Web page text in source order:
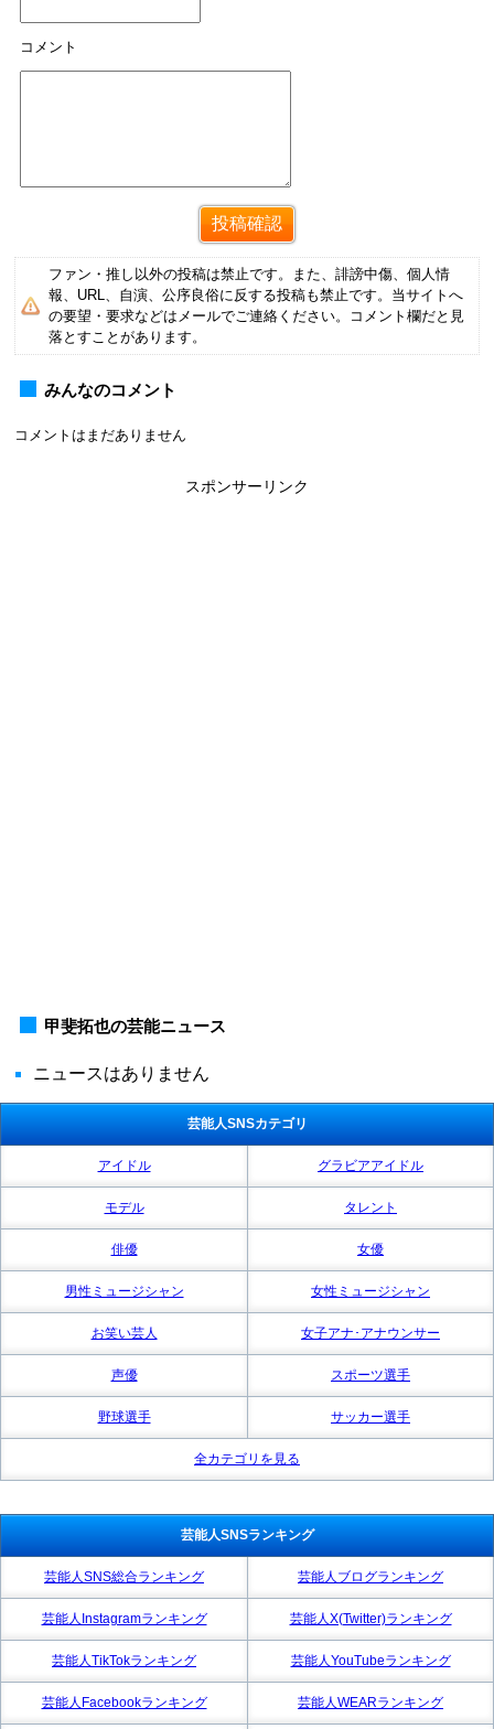
コメント
ファン・推し以外の投稿は禁止です。また、誹謗中傷、個人情
報、URL、自演、公序良俗に反する投稿も禁止です。当サイトへ
の要望・要求などはメールでご連絡ください。コメント欄だと見
落とすことがあります。
みんなのコメント
コメントはまだありません
スポンサーリンク
甲斐拓也の芸能ニュース
ニュースはありません
芸能人SNSカテゴリ
アイドル グラビアアイドル
モデル タレント
俳優 女優
男性ミュージシャン 女性ミュージシャン
お笑い芸人 女子アナ･アナウンサー
声優 スポーツ選手
野球選手 サッカー選手
全カテゴリを見る
芸能人SNSランキング
芸能人SNS総合ランキング 芸能人ブログランキング
芸能人Instagramランキング 芸能人X(Twitter)ランキング
芸能人TikTokランキング 芸能人YouTubeランキング
芸能人Facebookランキング 芸能人WEARランキング